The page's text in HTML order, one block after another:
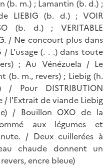
(b. m.) ; Lamantin (b. d.) ;
LIEBIG (b. d.) ; VOIR
(b. d.) ; VERITABLE
/ Ne concourt plus dans
/ L'usage (. . .) dans toute
; Au Vénézuela / Le
(b. m., revers) ; Liebig (h.
Pour DISTRIBUTION
/ l'Extrait de viande Liebig
/ Bouillon OXO de la
aux légumes et
/ Deux cuillerées à
chaude donnent un
encre bleue)